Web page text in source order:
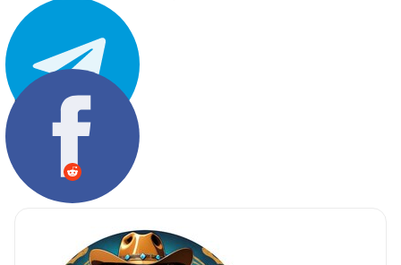
Paylaş: